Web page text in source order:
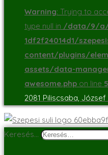
Warning: Trying to
type null in /data/9/a/
1df2f24014d1/
content/plugins/
assets/data-
awesome.php on line
2081 Piliscsaba, József
Keresés…